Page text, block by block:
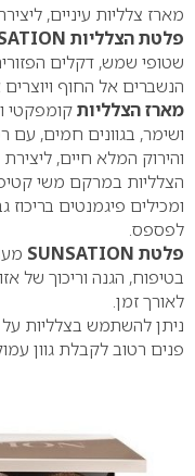
מארז צלליות עיניים,
פלטת הצלליות SUNSATION
שטופי שמש, דקלים
הנשברים אל החוף
מארז הצלליות
ושימר, בגוונים חמים, עם
והירוק המלא חיים,
הצלליות במרקם משי
ומכילים פיגמנטים בריכוז
לפספס.
פלטת SUNSATION
בטיפוח, הגנה וריכוך של
לאורך זמן.
ניתן להשתמש בצלליות על
פנים רטוב לקבלת גוון